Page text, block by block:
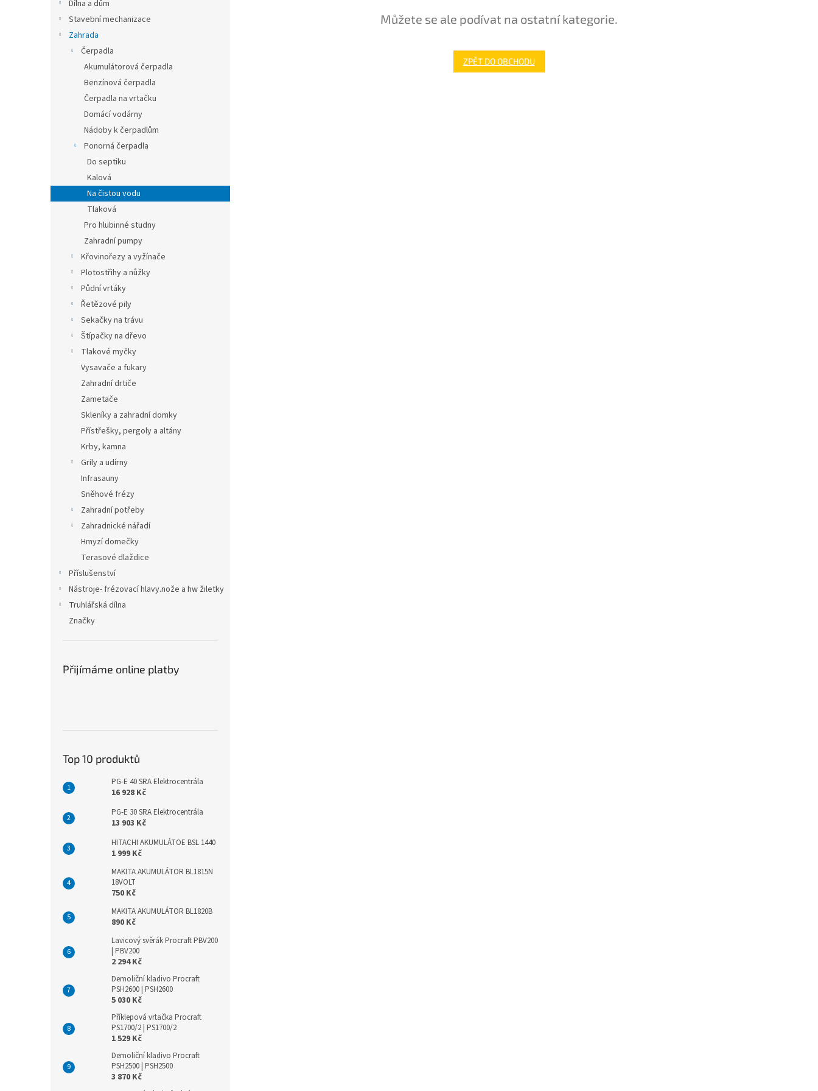
Dílna a dům
Stavební mechanizace
Zahrada
Čerpadla
Akumulátorová čerpadla
Benzínová čerpadla
Čerpadla na vrtačku
Domácí vodárny
Nádoby k čerpadlům
Ponorná čerpadla
Do septiku
Kalová
Na čistou vodu
Tlaková
Pro hlubinné studny
Zahradní pumpy
Křovinořezy a vyžínače
Plotostřihy a nůžky
Půdní vrtáky
Řetězové pily
Sekačky na trávu
Štípačky na dřevo
Tlakové myčky
Vysavače a fukary
Zahradní drtiče
Zametače
Skleníky a zahradní domky
Přístřešky, pergoly a altány
Krby, kamna
Grily a udírny
Infrasauny
Sněhové frézy
Zahradní potřeby
Zahradnické nářadí
Hmyzí domečky
Terasové dlaždice
Příslušenství
Nástroje- frézovací hlavy.nože a hw žiletky
Truhlářská dílna
Značky
Přijímáme online platby
Top 10 produktů
PG-E 40 SRA Elektrocentrála
16 928 Kč
PG-E 30 SRA Elektrocentrála
13 903 Kč
HITACHI AKUMULÁTOE BSL 1440
1 999 Kč
MAKITA AKUMULÁTOR BL1815N
18VOLT
750 Kč
MAKITA AKUMULÁTOR BL1820B
890 Kč
Lavicový svěrák Procraft PBV200
| PBV200
2 294 Kč
Demoliční kladivo Procraft
PSH2600 | PSH2600
5 030 Kč
Příklepová vrtačka Procraft
PS1700/2 | PS1700/2
1 529 Kč
Demoliční kladivo Procraft
PSH2500 | PSH2500
3 870 Kč
Můžete se ale podívat na ostatní kategorie.
ZPĚT DO OBCHODU